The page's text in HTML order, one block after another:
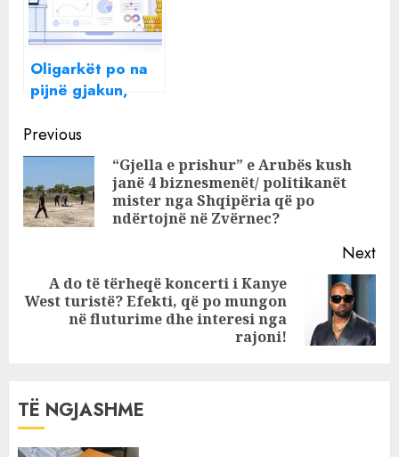
Oligarkët po na
pijnë gjakun,
tretë në botë që
paguan kaq
shumë oligarkët
për koncensionet
Continue
Reading
Previous
“Gjella e prishur” e Arubës kush
janë 4 biznesmenët/ politikanët
mister nga Shqipëria që po
ndërtojnë në Zvërnec?
Next
Next
A do të tërheqë koncerti i Kanye
West turistë? Efekti, që po mungon
në fluturime dhe interesi nga
rajoni!
TË NGJASHME